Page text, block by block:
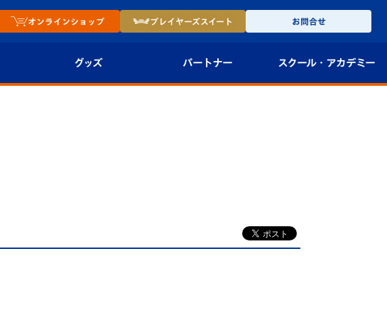
オンラインショップ プレイヤーズスイート お問合せ
グッズ パートナー スクール・ アカデミー
スクール